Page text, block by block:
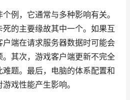
例，它通常与多种影响有关。
的主要缘故其中一个。如果互
端在请求服务器数据时可能会
其次，游戏客户端更新不完全
题。最后，电脑的体系配置和
戏性能产生影响。